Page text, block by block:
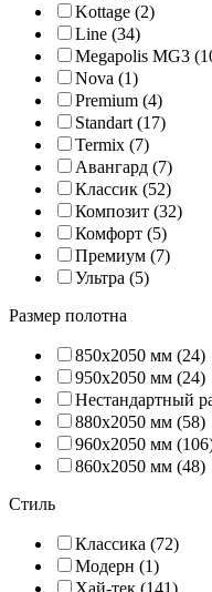
Kottage (2)
Line (34)
Megapolis MG3
Nova (1)
Premium (4)
Standart (17)
Termix (7)
Авангард (7)
Классик (52)
Композит (32)
Комфорт (5)
Премиум (7)
Ультра (5)
Размер полотна
850х2050 мм (24)
950х2050 мм (24)
Нестандартный
880х2050 мм (58)
960х2050 мм
860х2050 мм (48)
Стиль
Классика (72)
Модерн (1)
Хай-тек (141)